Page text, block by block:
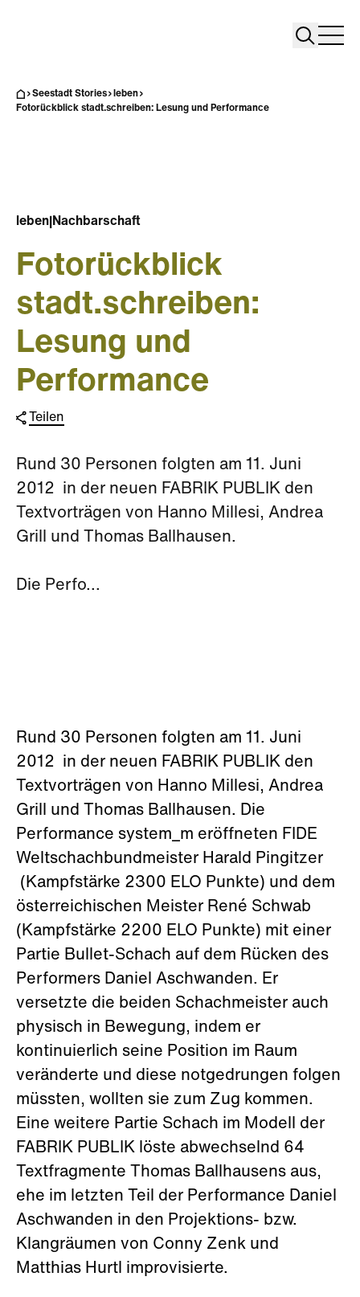
Search
Seestadt Stories
leben
Fotorückblick stadt.schreiben: Lesung und Performance
leben Nachbarschaft
Fotorückblick
stadt.schreiben:
Lesung und
Performance
Teilen
Rund 30 Personen folgten am 11. Juni
2012 in der neuen FABRIK PUBLIK den
Textvorträgen von Hanno Millesi, Andrea
Grill und Thomas Ballhausen.
Die Perfo...
Rund 30 Personen folgten am 11. Juni
2012 in der neuen FABRIK PUBLIK den
Textvorträgen von Hanno Millesi, Andrea
Grill und Thomas Ballhausen. Die
Performance system_m eröffneten FIDE
Weltschachbundmeister Harald Pingitzer
(Kampfstärke 2300 ELO Punkte) und dem
österreichischen Meister René Schwab
(Kampfstärke 2200 ELO Punkte) mit einer
Partie Bullet-Schach auf dem Rücken des
Performers Daniel Aschwanden. Er
versetzte die beiden Schachmeister auch
physisch in Bewegung, indem er
kontinuierlich seine Position im Raum
veränderte und diese notgedrungen folgen
müssten, wollten sie zum Zug kommen.
Eine weitere Partie Schach im Modell der
FABRIK PUBLIK löste abwechselnd 64
Textfragmente Thomas Ballhausens aus,
ehe im letzten Teil der Performance Daniel
Aschwanden in den Projektions- bzw.
Klangräumen von Conny Zenk und
Matthias Hurtl improvisierte.